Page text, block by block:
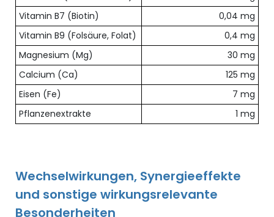
Vitamin B7 (Biotin)
0,04 mg
Vitamin B9 (Folsäure, Folat)
0,4 mg
Magnesium (Mg)
30 mg
Calcium (Ca)
125 mg
Eisen (Fe)
7 mg
Pflanzenextrakte
1 mg
Wechselwirkungen, Synergieeffekte
und sonstige wirkungsrelevante
Besonderheiten